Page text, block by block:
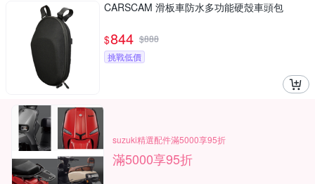
CARSCAM 滑板車防水多功能硬殼車頭包
$844 $888
挑戰低價
suzuki精選配件滿5000享95折
滿5000享95折